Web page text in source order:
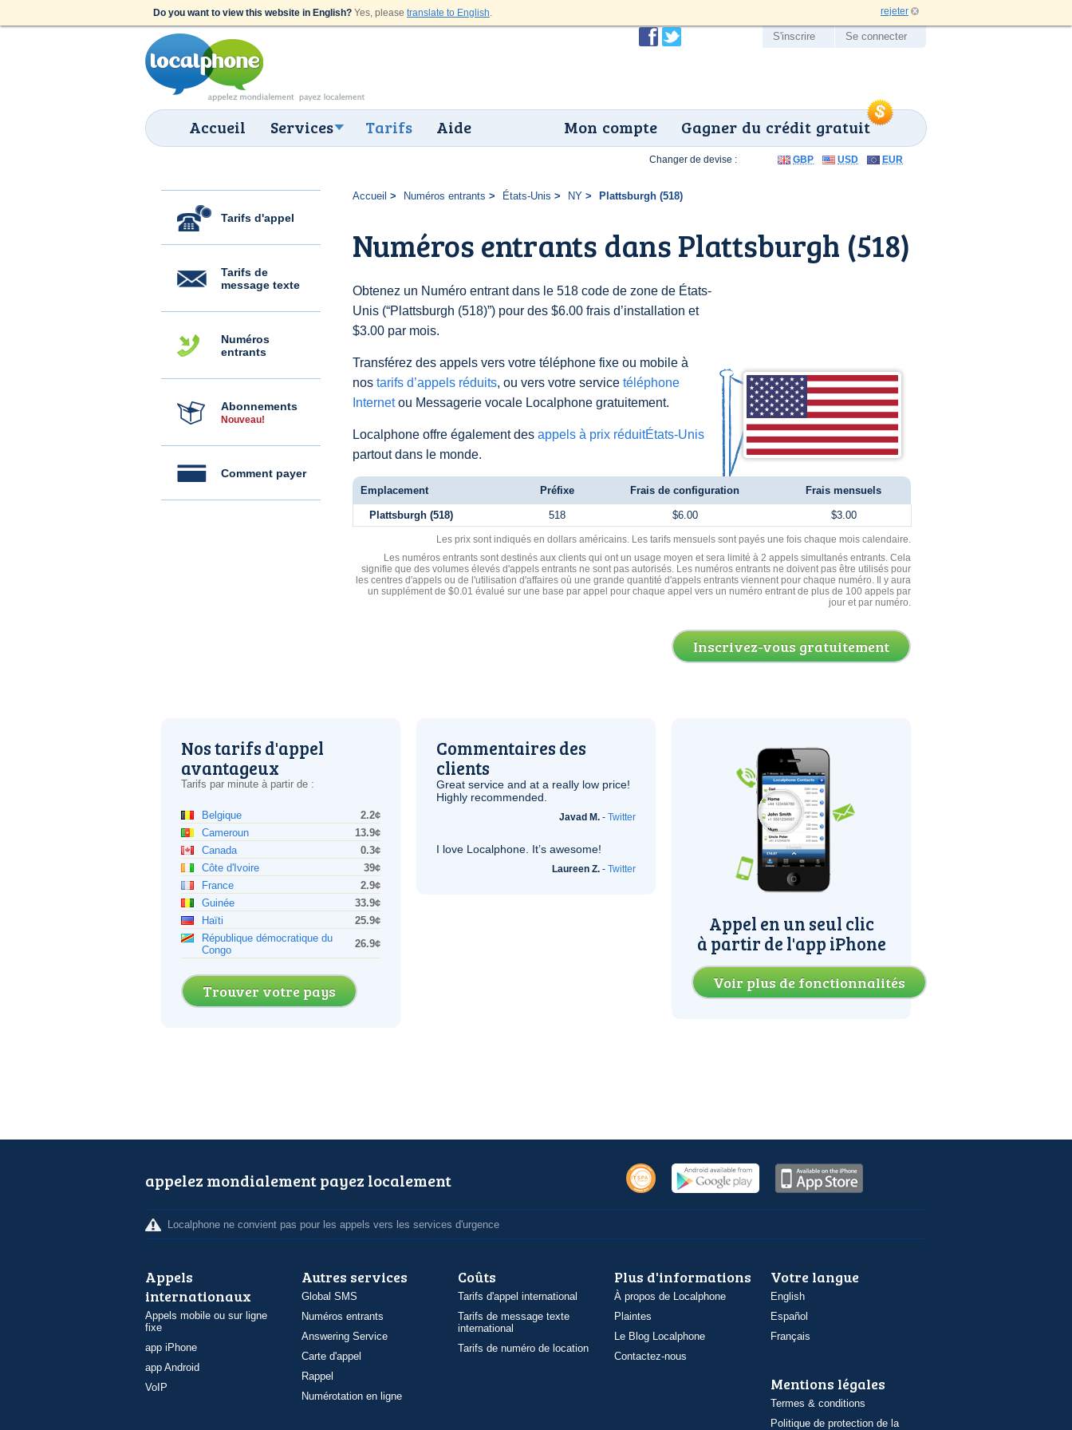
Do you want to view this website in English? Yes, please translate to English. rejeter
Accueil Services Tarifs Aide Gagner du crédit gratuit
Mon compte
S'inscrire Se connecter
Tarifs d'appel
Tarifs de
message texte
Numéros
entrants
Abonnements
Nouveau!
Comment payer
Accueil Numéros entrants États-Unis NY Plattsburgh (518)
Numéros entrants dans Plattsburgh (518)
Obtenez un Numéro entrant dans le 518 code de zone de États-
Unis (“Plattsburgh (518)”) pour des $6.00 frais d’installation et
$3.00 par mois.
Transférez des appels vers votre téléphone fixe ou mobile à
nos tarifs d’appels réduits, ou vers votre service téléphone
Internetou Messagerie vocale Localphone gratuitement.
Localphone offre également des appels à prix réduitÉtats-Unis
partout dans le monde.
Changer de devise : GBP USD EUR
Emplacement Préfixe Frais de configuration Frais mensuels
Plattsburgh (518) 518 $6.00 $3.00
Les prix sont indiqués en dollars américains. Les tarifs mensuels sont payés une fois chaque mois calendaire.
Les numéros entrants sont destinés aux clients qui ont un usage moyen et sera limité à 2 appels simultanés entrants. Cela
signifie que des volumes élevés d'appels entrants ne sont pas autorisés. Les numéros entrants ne doivent pas être utilisés pour
les centres d'appels ou de l'utilisation d'affaires où une grande quantité d'appels entrants viennent pour chaque numéro. Il y aura
un supplément de $0.01 évalué sur une base par appel pour chaque appel vers un numéro entrant de plus de 100 appels par
jour et par numéro.
Inscrivez-vous gratuitement
Nos tarifs d'appel
avantageux
Tarifs par minute à partir de :
Belgique
2.2¢
Cameroun
13.9¢
Canada
0.3¢
Côte d'Ivoire
39¢
France
2.9¢
Guinée
33.9¢
Haïti
25.9¢
République démocratique du
Congo
26.9¢
Trouver votre pays
Commentaires des
clients
Great service and at a really low price!
Highly recommended.
Javad M. - Twitter
I love Localphone. It’s awesome!
Laureen Z. - Twitter
Appel en un seul clic
à partir de l'app iPhone
Voir plus de fonctionnalités
appelez mondialement payez localement
Localphone ne convient pas pour les appels vers les services d'urgence
Appels
internationaux
Appels mobile ou sur ligne
fixe
app iPhone
app Android
VoIP
Autres services
Global SMS
Numéros entrants
Answering Service
Carte d'appel
Rappel
Numérotation en ligne
Coûts
Tarifs d'appel international
Tarifs de message texte
international
Tarifs de numéro de location
Plus d'informations
À propos de Localphone
Plaintes
Le Blog Localphone
Contactez-nous
Votre langue
English
Español
Français
Mentions légales
Termes & conditions
Politique de protection de la